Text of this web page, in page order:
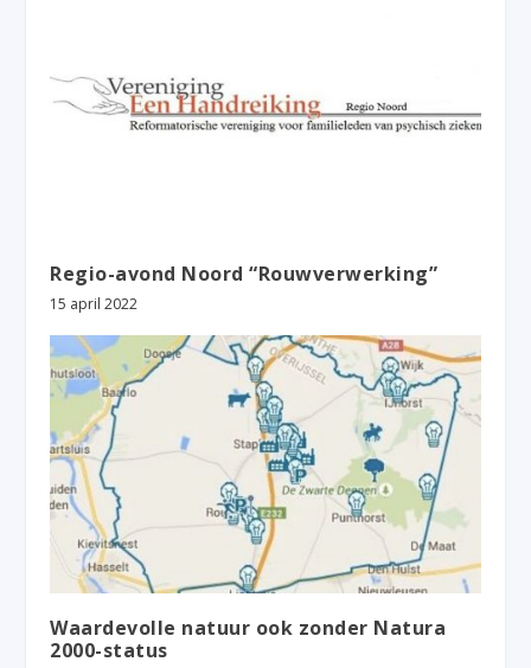
Regio-avond Noord “Rouwverwerking”
15 april 2022
Waardevolle natuur ook zonder Natura
2000-status